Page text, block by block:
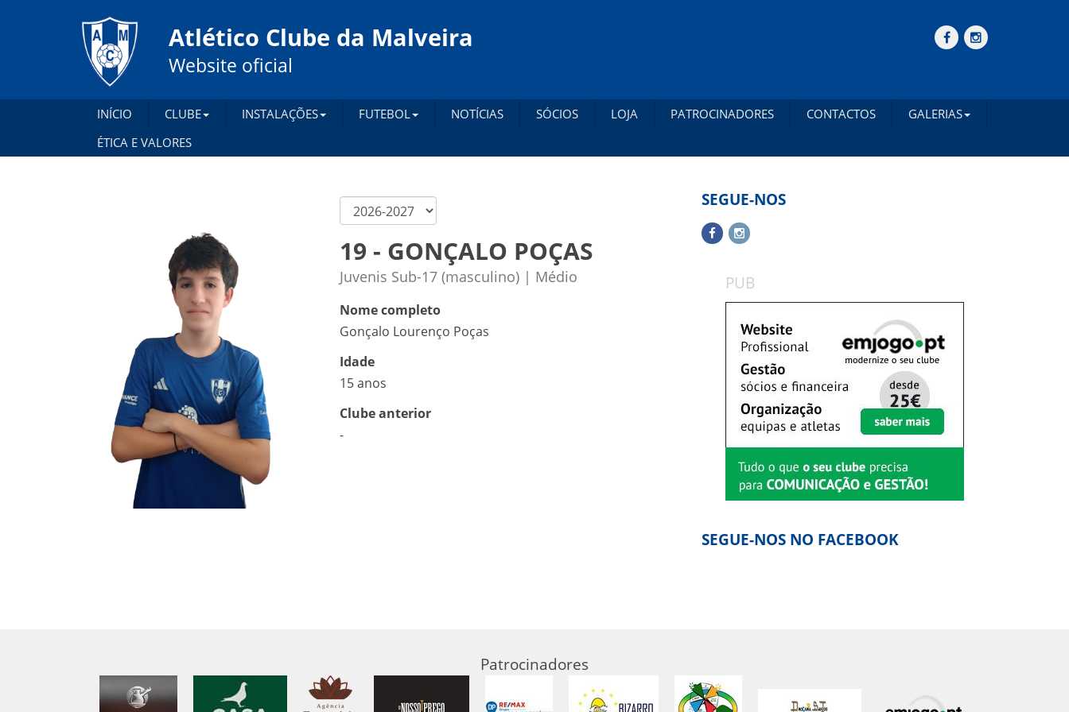
Atlético Clube da Malveira
Website oficial
INÍCIO CLUBE INSTALAÇÕES FUTEBOL NOTÍCIAS SÓCIOS LOJA PATROCINADORES CONTACTOS
GALERIAS
ÉTICA E VALORES
19 - GONÇALO POÇAS
Juvenis Sub-17 (masculino) | Médio
Nome completo
Gonçalo Lourenço Poças
Idade
15 anos
Clube anterior
-
SEGUE-NOS
PUB
SEGUE-NOS NO FACEBOOK
Patrocinadores